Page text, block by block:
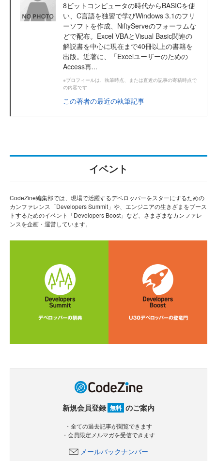
8ビットコンピュータの時代からBASICを使
い、C言語を独習で学びWindows 3.1のフリ
ーソフトを作成、NiftyServeのフォーラムな
どで配布。Excel VBAとVisual Basic関連の
解説書を中心に現在まで40冊以上の書籍を
出版。近著に、「Excelユーザーのための
Access再...
※プロフィールは、執筆時点、または直近の記事の寄稿時点で
の内容です
この著者の最近の執筆記事
イベント
CodeZine編集部では、現場で活躍するデベロッパーをスターにするための
カンファレンス「Developers Summit」や、エンジニアの生きざまをブース
トするためのイベント「Developers Boost」など、さまざまなカンファレ
ンスを企画・運営しています。
新規会員登録 無料 のご案内
・全ての過去記事が閲覧できます
・会員限定メルマガを受信できます
メールバックナンバー